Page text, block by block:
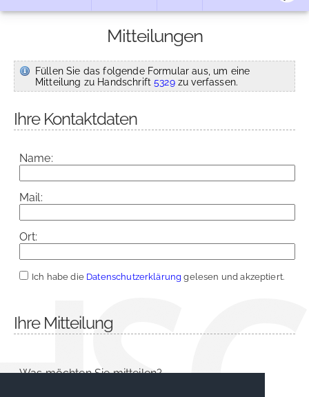
Mitteilungen
Füllen Sie das folgende Formular aus, um eine
Mitteilung zu Handschrift5329zu verfassen.
Ihre Kontaktdaten
Name:
Mail:
Ort:
Ich habe die Datenschutzerklärung gelesen und akzeptiert.
Ihre Mitteilung
Was möchten Sie mitteilen?